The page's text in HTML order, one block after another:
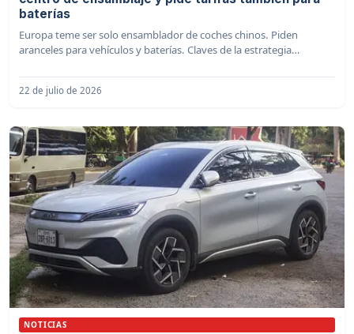
baterías
Europa teme ser solo ensamblador de coches chinos. Piden
aranceles para vehículos y baterías. Claves de la estrategia
22 de julio de 2026
NOTICIAS